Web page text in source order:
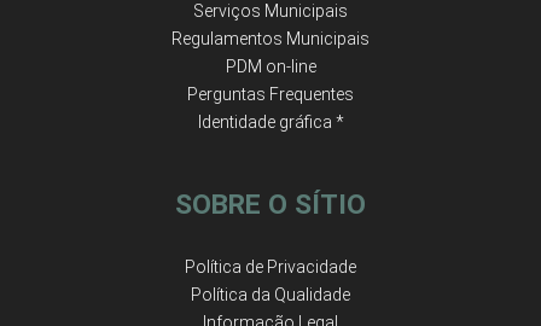
Serviços Municipais
Regulamentos Municipais
PDM on-line
Perguntas Frequentes
Identidade gráfica *
SOBRE O SÍTIO
Política de Privacidade
Política da Qualidade